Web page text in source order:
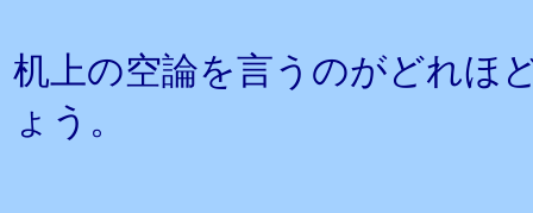
机上の空論を言うのがどれほ
ょう。